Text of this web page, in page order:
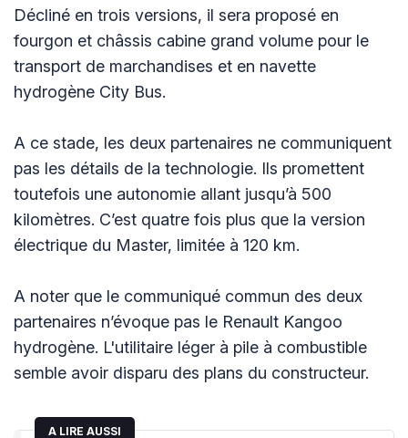
Décliné en trois versions, il sera proposé en
fourgon et châssis cabine grand volume pour le
transport de marchandises et en navette
hydrogène City Bus.
A ce stade, les deux partenaires ne communiquent
pas les détails de la technologie. Ils promettent
toutefois une autonomie allant jusqu’à 500
kilomètres. C’est quatre fois plus que la version
électrique du Master, limitée à 120 km.
A noter que le communiqué commun des deux
partenaires n’évoque pas le Renault Kangoo
hydrogène. L'utilitaire léger à pile à combustible
semble avoir disparu des plans du constructeur.
A LIRE AUSSI